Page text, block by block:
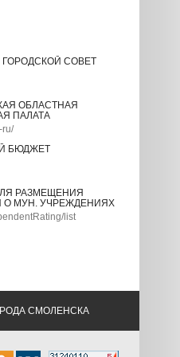
СОВЕТ
ОБЛАСТНАЯ
ПАЛАТА
ru/
БЮДЖЕТ
РАЗМЕЩЕНИЯ
МУН. УЧРЕЖДЕНИЯХ
list
СМОЛЕНСКА